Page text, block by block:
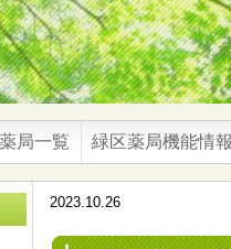
局一覧 緑区薬局機能情
2023.10.26